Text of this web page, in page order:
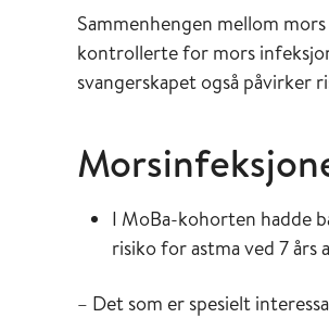
Sammenhengen mellom
kontrollerte for mors
svangerskapet også påvirker
I MoBa-kohorten hadde
risiko for astma ved 7 års
– Det som er spesielt